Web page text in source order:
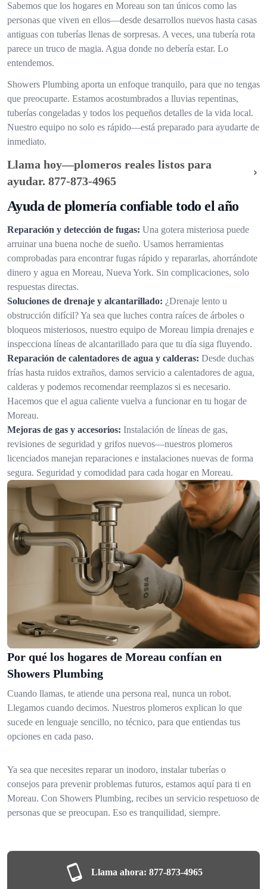
Sabemos que los hogares en Moreau son tan únicos como las
personas que viven en ellos—desde desarrollos nuevos hasta casas
antiguas con tuberías llenas de sorpresas. A veces, una tubería rota
parece un truco de magia. Agua donde no debería estar. Lo
entendemos.
Showers Plumbing aporta un enfoque tranquilo, para que no tengas
que preocuparte. Estamos acostumbrados a lluvias repentinas,
tuberías congeladas y todos los pequeños detalles de la vida local.
Nuestro equipo no solo es rápido—está preparado para ayudarte de
inmediato.
Llama hoy—plomeros reales listos para
ayudar. 877-873-4965
Ayuda de plomería confiable todo el año
Reparación y detección de fugas: Una gotera misteriosa puede
arruinar una buena noche de sueño. Usamos herramientas
comprobadas para encontrar fugas rápido y repararlas, ahorrándote
dinero y agua en Moreau, Nueva York. Sin complicaciones, solo
respuestas directas.
Soluciones de drenaje y alcantarillado: ¿Drenaje lento u
obstrucción difícil? Ya sea que luches contra raíces de árboles o
bloqueos misteriosos, nuestro equipo de Moreau limpia drenajes e
inspecciona líneas de alcantarillado para que tu día siga fluyendo.
Reparación de calentadores de agua y calderas: Desde duchas
frías hasta ruidos extraños, damos servicio a calentadores de agua,
calderas y podemos recomendar reemplazos si es necesario.
Hacemos que el agua caliente vuelva a funcionar en tu hogar de
Moreau.
Mejoras de gas y accesorios: Instalación de líneas de gas,
revisiones de seguridad y grifos nuevos—nuestros plomeros
licenciados manejan reparaciones e instalaciones nuevas de forma
segura. Seguridad y comodidad para cada hogar en Moreau.
Por qué los hogares de Moreau confían en
Showers Plumbing
Cuando llamas, te atiende una persona real, nunca un robot.
Llegamos cuando decimos. Nuestros plomeros explican lo que
sucede en lenguaje sencillo, no técnico, para que entiendas tus
opciones en cada paso.
Ya sea que necesites reparar un inodoro, instalar tuberías o
consejos para prevenir problemas futuros, estamos aquí para ti en
Moreau. Con Showers Plumbing, recibes un servicio respetuoso de
personas que se preocupan. Eso es tranquilidad, siempre.
Llama ahora: 877-873-4965